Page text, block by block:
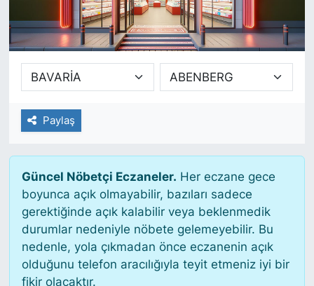
Paylaş
Güncel Nöbetçi Eczaneler. Her eczane gece
boyunca açık olmayabilir, bazıları sadece
gerektiğinde açık kalabilir veya beklenmedik
durumlar nedeniyle nöbete gelemeyebilir. Bu
nedenle, yola çıkmadan önce eczanenin açık
olduğunu telefon aracılığıyla teyit etmeniz iyi bir
fikir olacaktır.
SİYASET
SAĞLIK